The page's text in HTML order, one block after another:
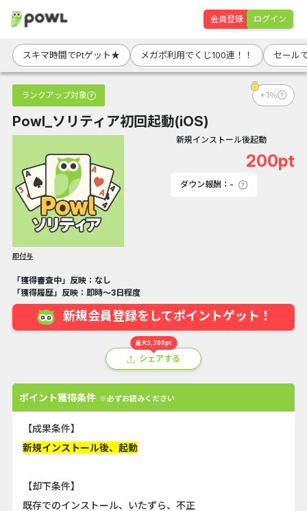
会員登録 ログイン
スキマ時間でPtゲット★ メガポ利用でくじ100連！！ セール
ランクアップ対象 +1％
Powl_ソリティア初回起動(iOS)
新規インストール後起動
200pt
ダウン報酬：-
即付与
「獲得審査中」反映：なし
「獲得履歴」反映：即時～3日程度
新規会員登録をしてポイントゲット！
最大3,300pt
シェアする
ポイント獲得条件 ※必ずお読みください
【成果条件】
新規インストール後、起動
【却下条件】
既存でのインストール、いたずら、不正